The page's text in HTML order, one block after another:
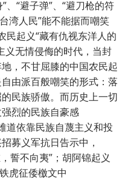
、“避子弹”、“避刀枪的符
湾人民”能不能据而嘲笑
民起义“藏有仇视东洋人的
义无情侵侮的时代，当封
，不甘屈膝的中国农民起
由派百般嘲笑的形式：落
民族骄傲。而历史上一切
烈的民族自豪感
道依靠民族自蔑主义和投
募义军抗日告示中，
誓不向夷”；胡阿锦起义
虎征倭檄文中